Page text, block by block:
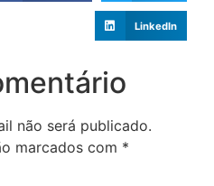
LinkedIn
não será publicado.
marcados com *